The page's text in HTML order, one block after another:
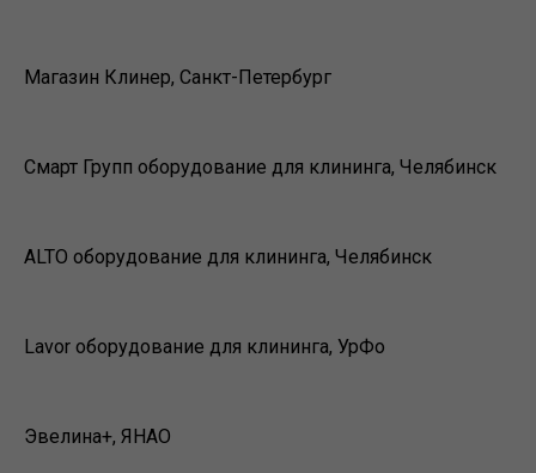
Магазин Клинер, Санкт-Петербург
Смарт Групп оборудование для клининга, Челябинск
ALTO оборудование для клининга, Челябинск
Lavor оборудование для клининга, УрФо
Эвелина+, ЯНАО